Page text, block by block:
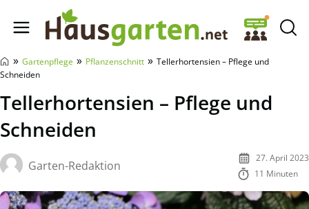
Hausgarten.net
» Gartenpflege » Pflanzenschnitt » Tellerhortensien – Pflege und
Schneiden
Tellerhortensien – Pflege und
Schneiden
Garten-Redaktion
27. April 2023
11 Minuten